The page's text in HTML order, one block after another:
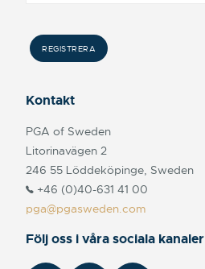
Kontakt
PGA of Sweden
Litorinavägen 2
246 55 Löddeköpinge, Sweden
+46 (0)40-631 41 00
pga@pgasweden.com
Följ oss i våra sociala kanaler